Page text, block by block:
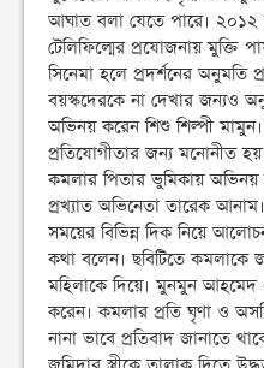
আঘাত বলা যেতে পারে। ২০১২
টেলিফিল্মের প্রযোজনায় মুক্তি
সিনেমা হলে প্রদর্শনের অনুমতি
বয়স্কদেরকে না দেখার জন্যও
অভিনয় করেন শিশু শিল্পী
প্রতিযোগীতার জন্য মনোনীত
কমলার পিতার ভুমিকায় অভিনয়
প্রখ্যাত অভিনেতা তারেক
সময়ের বিভিন্ন দিক নিয়ে
কথা বলেন। ছবিটিতে কমলাকে
মহিলাকে দিয়ে। মুনমুন আহমেদ
করেন। কমলার প্রতি ঘৃণা ও
নানা ভাবে প্রতিবাদ জানাতে